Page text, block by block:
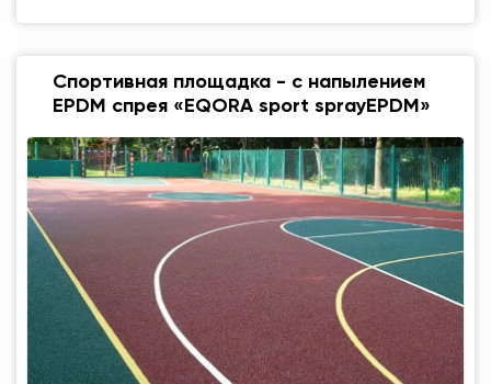
Спортивная площадка - с напылением
EPDM спрея «EQORA sport sprayEPDM»